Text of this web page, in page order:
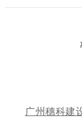
广州穗科建